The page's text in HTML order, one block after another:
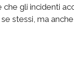
gli incidenti
stessi, ma